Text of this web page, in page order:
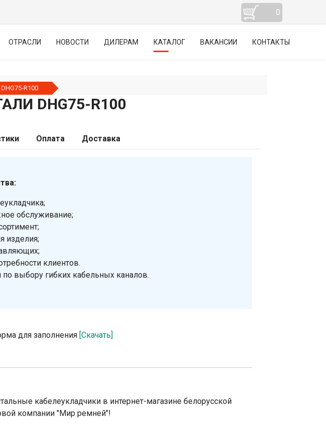
0
ОТРАСЛИ НОВОСТИ ДИЛЕРАМ КАТАЛОГ ВАКАНСИИ КОНТАКТЫ
DHG75-R100
DHG75-R100
Оплата Доставка
обслуживание;
изделия;
клиентов.
по выбору гибких кабельных каналов.
для заполнения [Скачать]
кабелеукладчики в интернет-магазине белорусской
компании "Мир ремней"!